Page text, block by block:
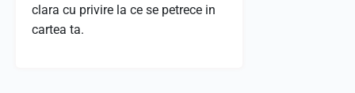
clara cu privire la ce se petrece in
cartea ta.